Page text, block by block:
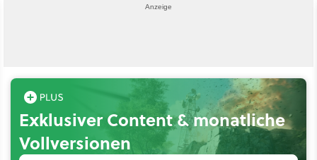
Exklusiver Content & monatliche
Vollversionen